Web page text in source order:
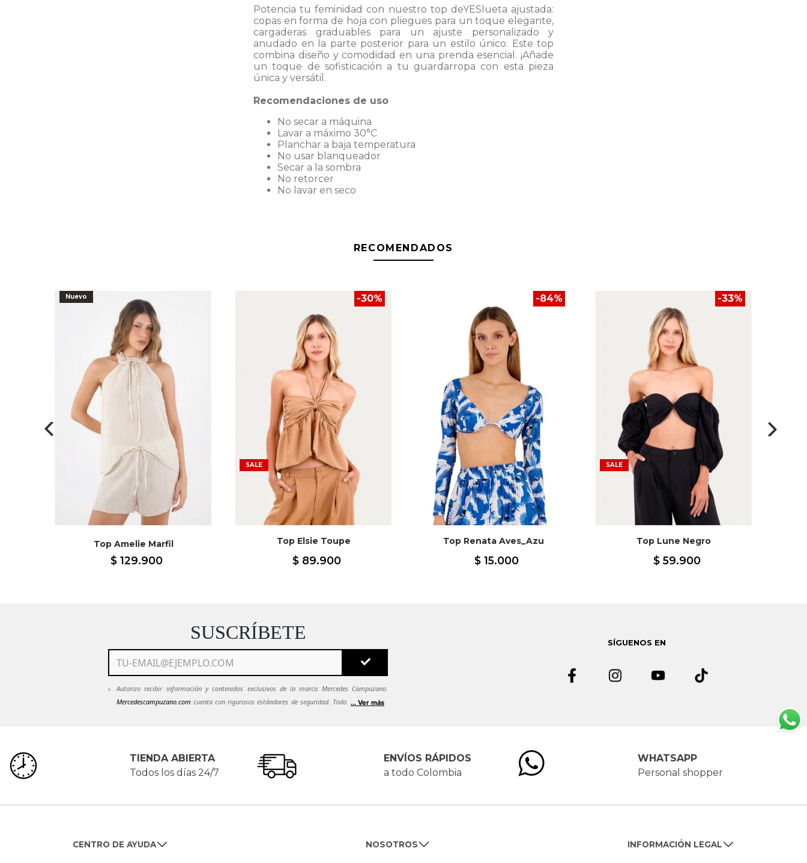
Potencia tu feminidad con nuestro top deYESlueta ajustada:
copas en forma de hoja con pliegues para un toque elegante,
cargaderas graduables para un ajuste personalizado y
anudado en la parte posterior para un estilo único. Este top
combina diseño y comodidad en una prenda esencial. ¡Añade
un toque de sofisticación a tu guardarropa con esta pieza
única y versátil.
Recomendaciones de uso
No secar a máquina
Lavar a máximo 30°C
Planchar a baja temperatura
No usar blanqueador
Secar a la sombra
No retorcer
No lavar en seco
RECOMENDADOS
Nuevo
Top Amelie Marfil
$ 129.900
SALE
-30%
Top Elsie Toupe
$ 89.900
-84%
Top Renata Aves_Azu
$ 15.000
SALE
-33%
Top Lune Negro
$ 59.900
SUSCRÍBETE
Autorizo recibir información y contenidos exclusivos de la marca Mercedes Campuzano.
Mercedescampuzano.com cuenta con rigurosos estándares de seguridad. Todos tus datos se
... Ver más
SÍGUENOS EN
TIENDA ABIERTA
Todos los días 24/7
ENVÍOS RÁPIDOS
a todo Colombia
WHATSAPP
Personal shopper
CENTRO DE AYUDA NOSOTROS INFORMACIÓN LEGAL